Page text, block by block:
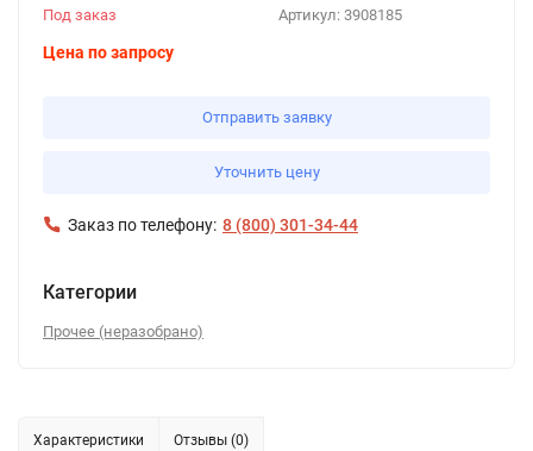
Артикул: 3908185
Под заказ
Цена по запросу
Отправить заявку
Уточнить цену
Заказ по телефону: 8 (800) 301-34-44
Категории
Прочее (неразобрано)
Характеристики Отзывы (0)